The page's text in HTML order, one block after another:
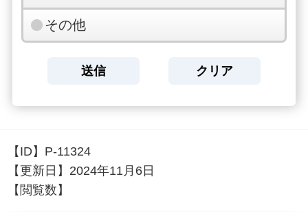
その他
【ID】 P-11324
【更新日】 2024年11月6日
【閲覧数】